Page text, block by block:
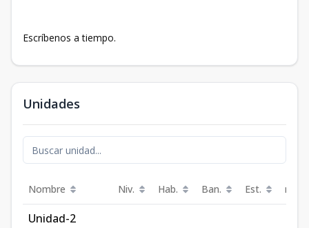
Escríbenos a tiempo.
Unidades
Nombre Niv. Hab. Ban. Est. m²
Unidad-2